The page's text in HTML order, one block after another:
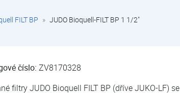
FILT BP JUDO Bioquell-FILT BP 1 1/2"
číslo: ZV8170328
filtry JUDO Bioquell FILT BP (dříve JUKO-LF) se